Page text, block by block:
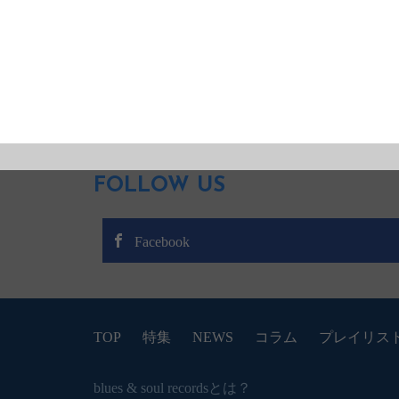
FOLLOW US
Facebook
TOP 特集 NEWS コラム プレイリス
blues & soul recordsとは？